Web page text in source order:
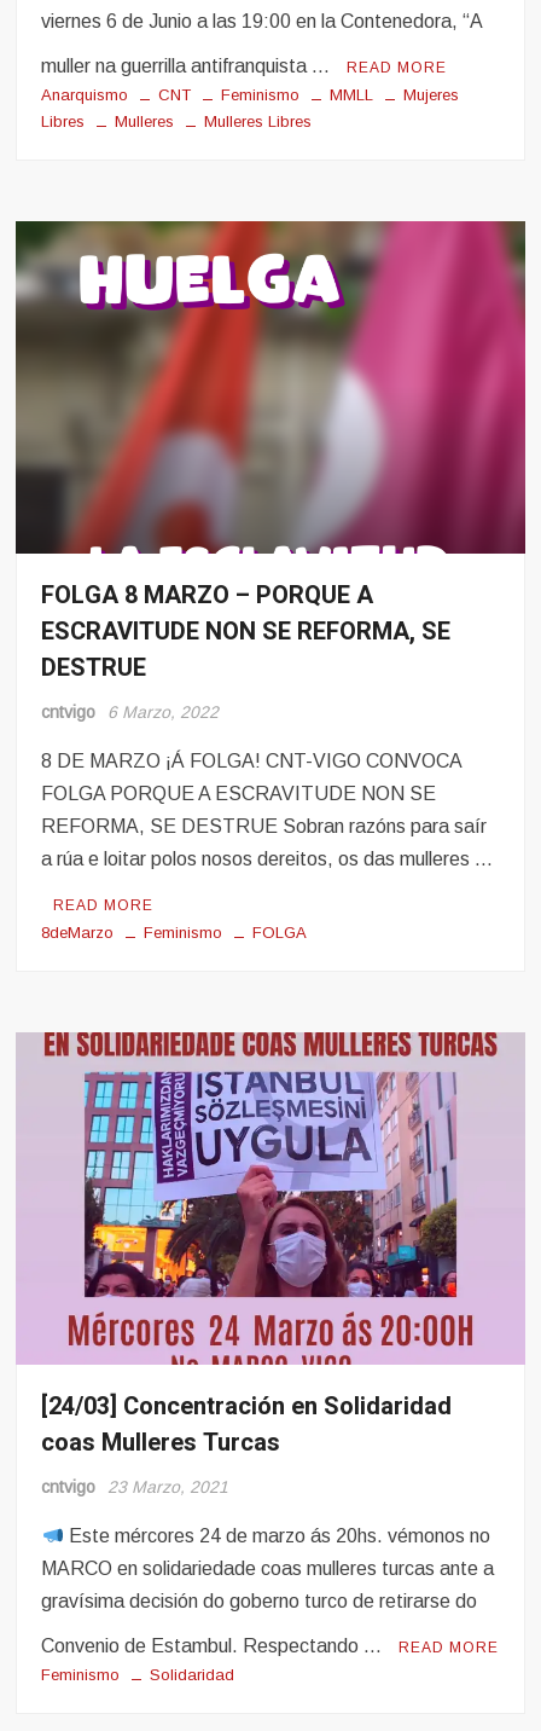
viernes 6 de Junio a las 19:00 en la Contenedora, “A
muller na guerrilla antifranquista … READ MORE
Anarquismo CNT Feminismo MMLL
Mujeres
Libres
Mulleres Mulleres Libres
8
e
FOLGA 8 MARZO – PORQUE A
ESCRAVITUDE NON SE REFORMA, SE
DESTRUE
cntvigo 6 Marzo, 2022
8 DE MARZO ¡Á FOLGA! CNT-VIGO CONVOCA
FOLGA PORQUE A ESCRAVITUDE NON SE
REFORMA, SE DESTRUE Sobran razóns para saír
a rúa e loitar polos nosos dereitos, os das mulleres …
READ MORE
8deMarzo Feminismo FOLGA
Mulleres
Obreiras
[24/03] Concentración en Solidaridad
coas Mulleres Turcas
cntvigo 23 Marzo, 2021
Este mércores 24 de marzo ás 20hs. vémonos no
MARCO en solidariedade coas mulleres turcas ante a
gravísima decisión do goberno turco de retirarse do
Convenio de Estambul. Respectando … READ MORE
Feminismo Solidaridad